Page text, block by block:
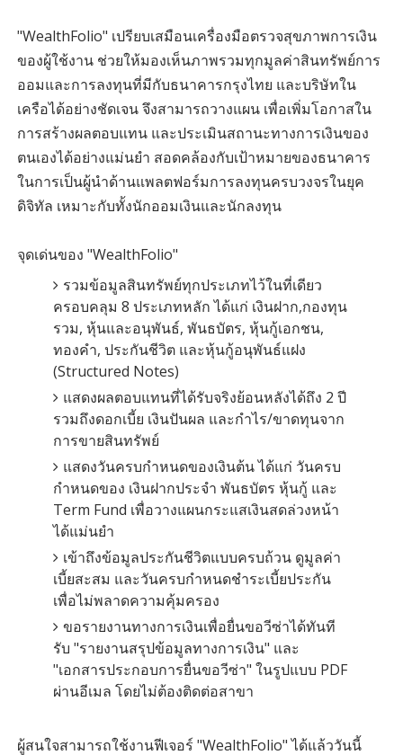
"WealthFolio" เปรียบเสมือนเครื่องมือตรวจสุขภาพการเงิน
ของผู้ใช้งาน ช่วยให้มองเห็นภาพรวมทุกมูลค่าสินทรัพย์การ
ออมและการลงทุนที่มีกับธนาคารกรุงไทย และบริษัทใน
เครือได้อย่างชัดเจน จึงสามารถวางแผน เพื่อเพิ่มโอกาสใน
การสร้างผลตอบแทน และประเมินสถานะทางการเงินของ
ตนเองได้อย่างแม่นยำ สอดคล้องกับเป้าหมายของธนาคาร
ในการเป็นผู้นำด้านแพลตฟอร์มการลงทุนครบวงจรในยุค
ดิจิทัล เหมาะกับทั้งนักออมเงินและนักลงทุน
จุดเด่นของ "WealthFolio"
รวมข้อมูลสินทรัพย์ทุกประเภทไว้ในที่เดียว
ครอบคลุม 8 ประเภทหลัก ได้แก่ เงินฝาก,กองทุน
รวม, หุ้นและอนุพันธ์, พันธบัตร, หุ้นกู้เอกชน,
ทองคำ, ประกันชีวิต และหุ้นกู้อนุพันธ์แฝง
(Structured Notes)
แสดงผลตอบแทนที่ได้รับจริงย้อนหลังได้ถึง 2 ปี
รวมถึงดอกเบี้ย เงินปันผล และกำไร/ขาดทุนจาก
การขายสินทรัพย์
แสดงวันครบกำหนดของเงินต้น ได้แก่ วันครบ
กำหนดของ เงินฝากประจำ พันธบัตร หุ้นกู้ และ
Term Fund เพื่อวางแผนกระแสเงินสดล่วงหน้า
ได้แม่นยำ
เข้าถึงข้อมูลประกันชีวิตแบบครบถ้วน ดูมูลค่า
เบี้ยสะสม และวันครบกำหนดชำระเบี้ยประกัน
เพื่อไม่พลาดความคุ้มครอง
ขอรายงานทางการเงินเพื่อยื่นขอวีซ่าได้ทันที
รับ "รายงานสรุปข้อมูลทางการเงิน" และ
"เอกสารประกอบการยื่นขอวีซ่า" ในรูปแบบ PDF
ผ่านอีเมล โดยไม่ต้องติดต่อสาขา
ผู้สนใจสามารถใช้งานฟีเจอร์ "WealthFolio" ได้แล้ววันนี้